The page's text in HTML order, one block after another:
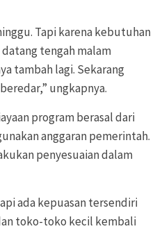
Tapi karena kebutuhan
tengah malam
tambah lagi. Sekarang
ungkapnya.
program berasal dari
anggaran pemerintah.
penyesuaian dalam
ada kepuasan tersendiri
toko-toko kecil kembali